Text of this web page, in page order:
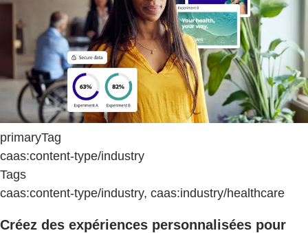
primaryTag
caas:content-type/industry
Tags
caas:content-type/industry, caas:industry/healthcare
Créez des expériences personnalisées pour